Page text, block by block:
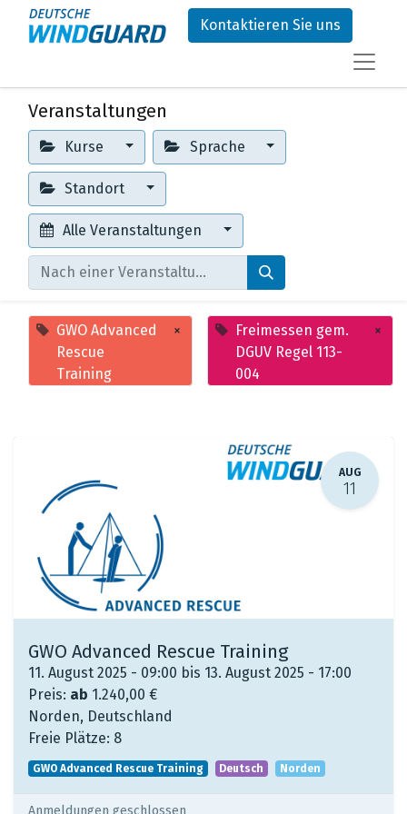
Kontaktieren Sie uns
Veranstaltungen
Kurse Sprache
Standort
Alle Veranstaltungen
GWO Advanced
Rescue
Training
×
Freimessen gem.
DGUV Regel 113-
004
×
AUG
11
GWO Advanced Rescue Training
11. August 2025 - 09:00 bis 13. August 2025 - 17:00
Preis: ab 1.240,00 €
Norden, Deutschland
Freie Plätze: 8
GWO Advanced Rescue Training Deutsch Norden
Anmeldungen geschlossen